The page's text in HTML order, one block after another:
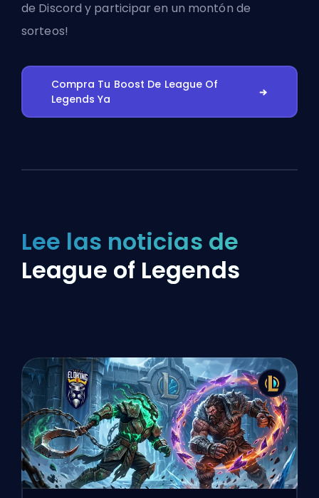
de Discord y participar en un montón de
sorteos!
Compra Tu Boost De League Of
Legends Ya
Lee las noticias de
League of Legends